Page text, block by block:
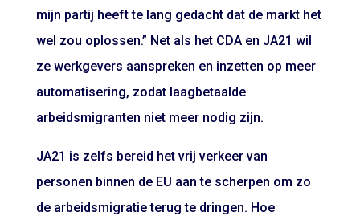
mijn partij heeft te lang gedacht dat de markt het
wel zou oplossen.” Net als het CDA en JA21 wil
ze werkgevers aanspreken en inzetten op meer
automatisering, zodat laagbetaalde
arbeidsmigranten niet meer nodig zijn.
JA21 is zelfs bereid het vrij verkeer van
personen binnen de EU aan te scherpen om zo
de arbeidsmigratie terug te dringen. Hoe